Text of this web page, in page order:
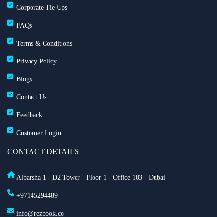
تأشيرة الهند لمواطني الإمارات: تأشيرة عند الوصول لمدة
مطارات دبي: تحويل 19 رحلة طيران بسبب الضباب
وانخفاض الرؤية
التغييرات الجديدة؟
Corporate Tie Ups
FAQs
Terms & Conditions
Privacy Policy
Blogs
Contact Us
Feedback
Customer Login
CONTACT DETAILS
Albarsha 1 - D2 Tower - Floor 1 - Office 103 - Dubai
+97145294489
info@rezbook.co